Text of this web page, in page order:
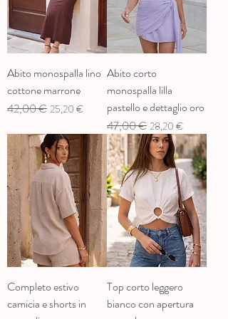
Abito monospalla lino
cottone marrone
Prix original
42,00 € Prix promotionnel
25,20 €
Abito corto
monospalla lilla
pastello e dettaglio oro
Prix original
47,00 € Prix promotionnel
28,20 €
Completo estivo
camicia e shorts in
Top corto leggero
bianco con apertura